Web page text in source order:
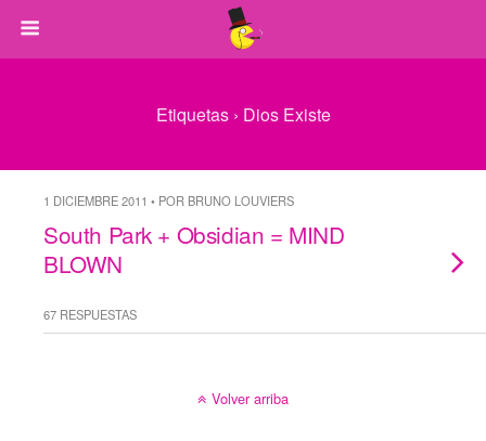
Etiquetas › Dios Existe
1 DICIEMBRE 2011 • POR BRUNO LOUVIERS
South Park + Obsidian = MIND
BLOWN
67 RESPUESTAS
Volver arriba